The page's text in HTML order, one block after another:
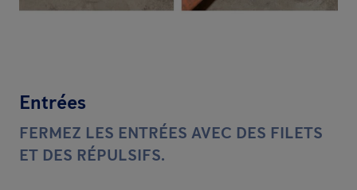
Entrées
FERMEZ LES ENTRÉES AVEC DES FILETS
ET DES RÉPULSIFS.